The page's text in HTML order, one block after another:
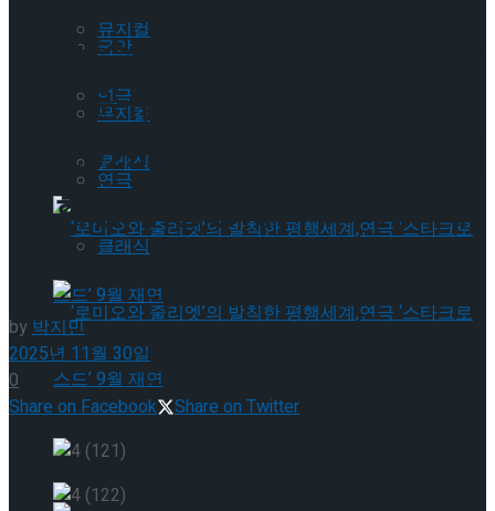
뮤지컬
연극
클래식
‘로미오와 줄리엣’의 발칙한 평행세계,연극 ‘스
타크로스드’ 9월 재연
국악
뮤지컬
연극
클래식
‘로미오와 줄리엣’의 발칙한 평행세계,연극 ‘스
[현장스케치] 김건희-차도이-
이지윤-김지유-김유성-김서
영, 2025 전국남녀 피겨스케이
팅 회장배 랭킹대회 프리 스케
이팅
by박지민
2025년 11월 30일
0
Share on Facebook
Share on Twitter